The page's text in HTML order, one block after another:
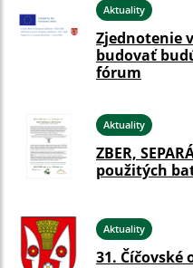
Aktuality
Zjednotenie
budovať
fórum
Aktuality
ZBER,
použitých
Aktuality
31. Číčovské